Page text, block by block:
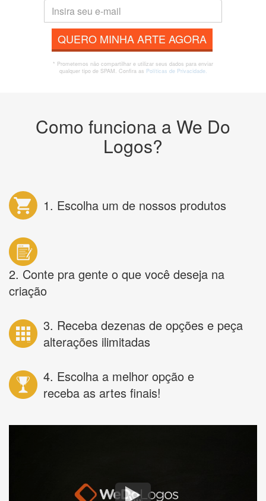
QUERO MINHA ARTE AGORA
* Prometemos não compartilhar e utilizar seus dados para enviar
qualquer tipo de SPAM. Confira as Políticas de Privacidade.
Como funciona a We Do
Logos?
1. Escolha um de nossos produtos
2. Conte pra gente o que você deseja na
criação
3. Receba dezenas de opções e peça
alterações ilimitadas
4. Escolha a melhor opção e
receba as artes finais!